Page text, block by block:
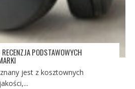
PODSTAWOWYCH
jest z kosztownych